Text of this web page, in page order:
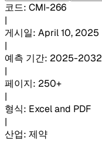
코드: CMI-266
|
게시일: April 10, 2025
|
예측 기간: 2025-2032
|
페이지: 250+
|
형식: Excel and PDF
|
산업: 제약